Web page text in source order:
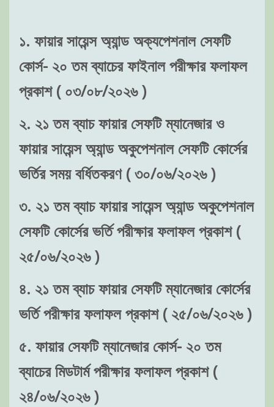
১. ফায়ার সায়েন্স অ্যান্ড অক্যপেশনাল সেফটি
কোর্স- ২০ তম ব্যাচের ফাইনাল পরীক্ষার ফলাফল
প্রকাশ ( ০৩/০৮/২০২৬ )
২. ২১ তম ব্যাচ ফায়ার সেফটি ম্যানেজার ও
ফায়ার সায়েন্স অ্যান্ড অকুপেশনাল সেফটি কোর্সের
ভর্তির সময় বর্ধিতকরণ ( ৩০/০৬/২০২৬ )
৩. ২১ তম ব্যাচ ফায়ার সায়েন্স অ্যান্ড অকুপেশনাল
সেফটি কোর্সের ভর্তি পরীক্ষার ফলাফল প্রকাশ (
২৫/০৬/২০২৬ )
৪. ২১ তম ব্যাচ ফায়ার সেফটি ম্যানেজার কোর্সের
ভর্তি পরীক্ষার ফলাফল প্রকাশ ( ২৫/০৬/২০২৬ )
৫. ফায়ার সেফটি ম্যানেজার কোর্স- ২০ তম
ব্যাচের মিডটার্ম পরীক্ষার ফলাফল প্রকাশ (
২৪/০৬/২০২৬ )